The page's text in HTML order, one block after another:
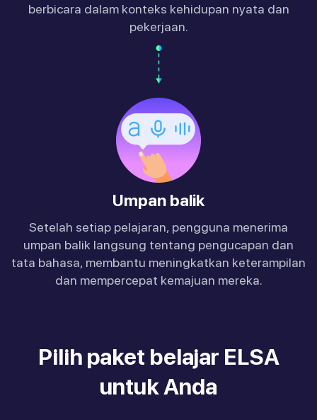
berbicara dalam konteks kehidupan nyata dan
pekerjaan.
Umpan balik
Setelah setiap pelajaran, pengguna menerima
umpan balik langsung tentang pengucapan dan
tata bahasa, membantu meningkatkan keterampilan
dan mempercepat kemajuan mereka.
Pilih paket belajar ELSA
untuk Anda